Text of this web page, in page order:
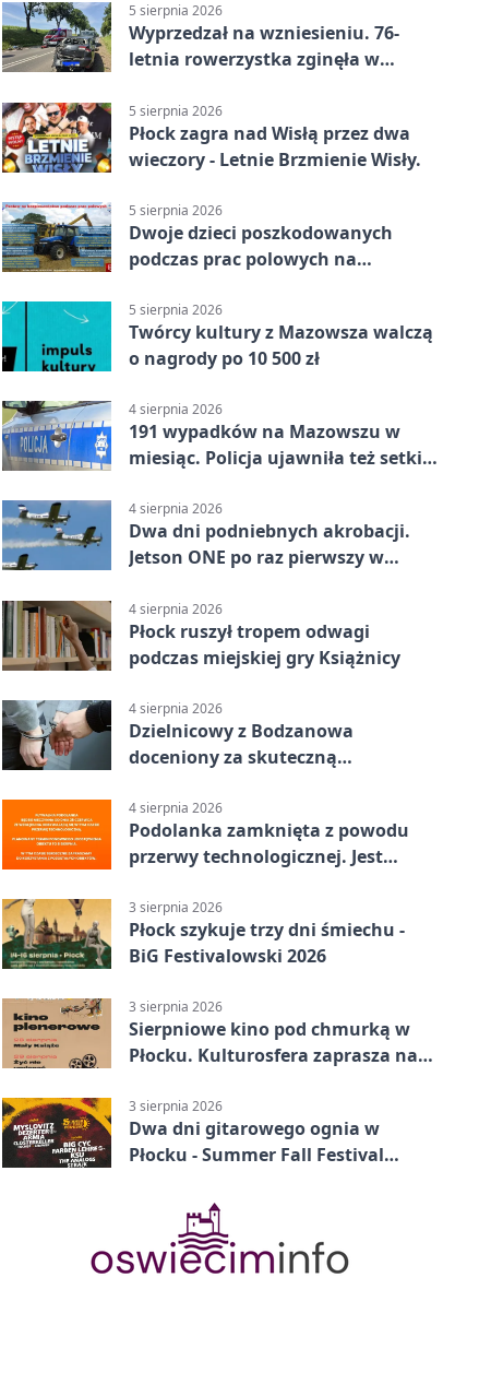
5 sierpnia 2026
Wyprzedzał na wzniesieniu. 76-
letnia rowerzystka zginęła w
5 sierpnia 2026
Płock zagra nad Wisłą przez dwa
wieczory - Letnie Brzmienie Wisły.
5 sierpnia 2026
Dwoje dzieci poszkodowanych
podczas prac polowych na
5 sierpnia 2026
Twórcy kultury z Mazowsza walczą
o nagrody po 10 500 zł
4 sierpnia 2026
191 wypadków na Mazowszu w
miesiąc. Policja ujawniła też setki
4 sierpnia 2026
Dwa dni podniebnych akrobacji.
Jetson ONE po raz pierwszy w
4 sierpnia 2026
Płock ruszył tropem odwagi
podczas miejskiej gry Książnicy
4 sierpnia 2026
Dzielnicowy z Bodzanowa
doceniony za skuteczną
4 sierpnia 2026
Podolanka zamknięta z powodu
przerwy technologicznej. Jest
3 sierpnia 2026
Płock szykuje trzy dni śmiechu -
BiG Festivalowski 2026
3 sierpnia 2026
Sierpniowe kino pod chmurką w
Płocku. Kulturosfera zaprasza na
3 sierpnia 2026
Dwa dni gitarowego ognia w
Płocku - Summer Fall Festival